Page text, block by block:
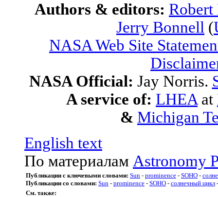
Authors & editors:
Jerry Bonnell (
NASA Web Site
NASA Official: Jay Norris.
A service of: LHEA at
& Michigan
English text
По материалам Astronomy
Публикации с ключевыми словами: Sun - prominence - SOHO -
Публикации со словами: Sun - prominence - SOHO - солнечный цикл
См. также: